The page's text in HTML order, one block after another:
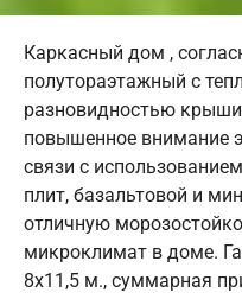
Каркасный дом ,
полутораэтажный с
разновидностью
повышенное внимание
связи с
плит, базальтовой и
отличную
микроклимат в доме.
8х11,5 м., суммарная